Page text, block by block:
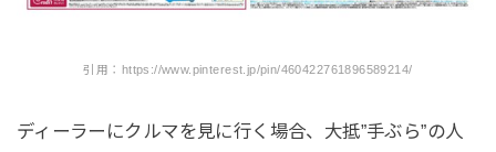
引用：https://www.pinterest.jp/pin/460422761896589214/
ディーラーにクルマを見に行く場合、大抵”手ぶら”の人